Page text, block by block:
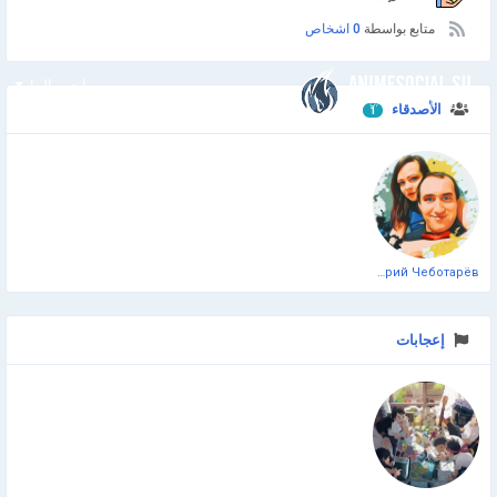
انضم إلينا
متابع بواسطة 0 اشخاص
الأصدقاء 1
إعجابات